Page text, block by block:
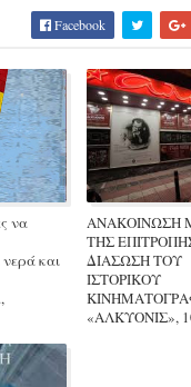
Facebook
να
και
ΑΝΑΚΟΙΝΩΣΗ
ΤΗΣ
ΔΙΑΣΩΣΗ ΤΟΥ
ΙΣΤΟΡΙΚΟΥ
«ΑΛΚΥΟΝΙΣ»,